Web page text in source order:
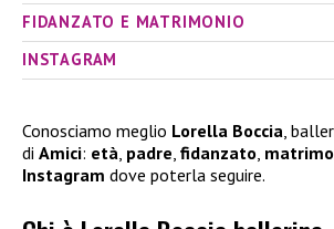
FIDANZATO E MATRIMONIO
INSTAGRAM
Conosciamo meglio Lorella Boccia,
di Amici: età, padre, fidanzato,
Instagram dove poterla seguire.